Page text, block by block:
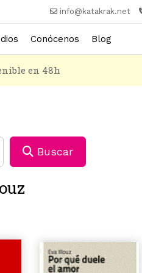
info@katakrak.net
Conócenos Blog
en 48h
Buscar